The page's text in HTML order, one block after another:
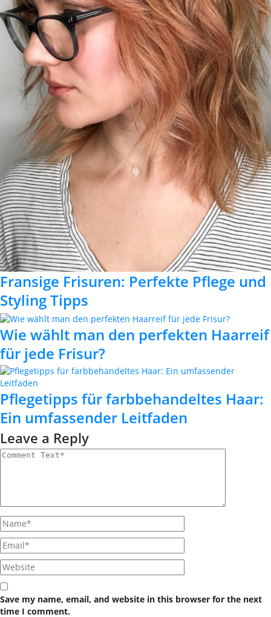
Fransige Frisuren: Perfekte Pflege und
Styling Tipps
Wie wählt man den perfekten Haarreif
für jede Frisur?
Pflegetipps für farbbehandeltes Haar:
Ein umfassender Leitfaden
Leave a Reply
Save my name, email, and website in this browser for the next
time I comment.